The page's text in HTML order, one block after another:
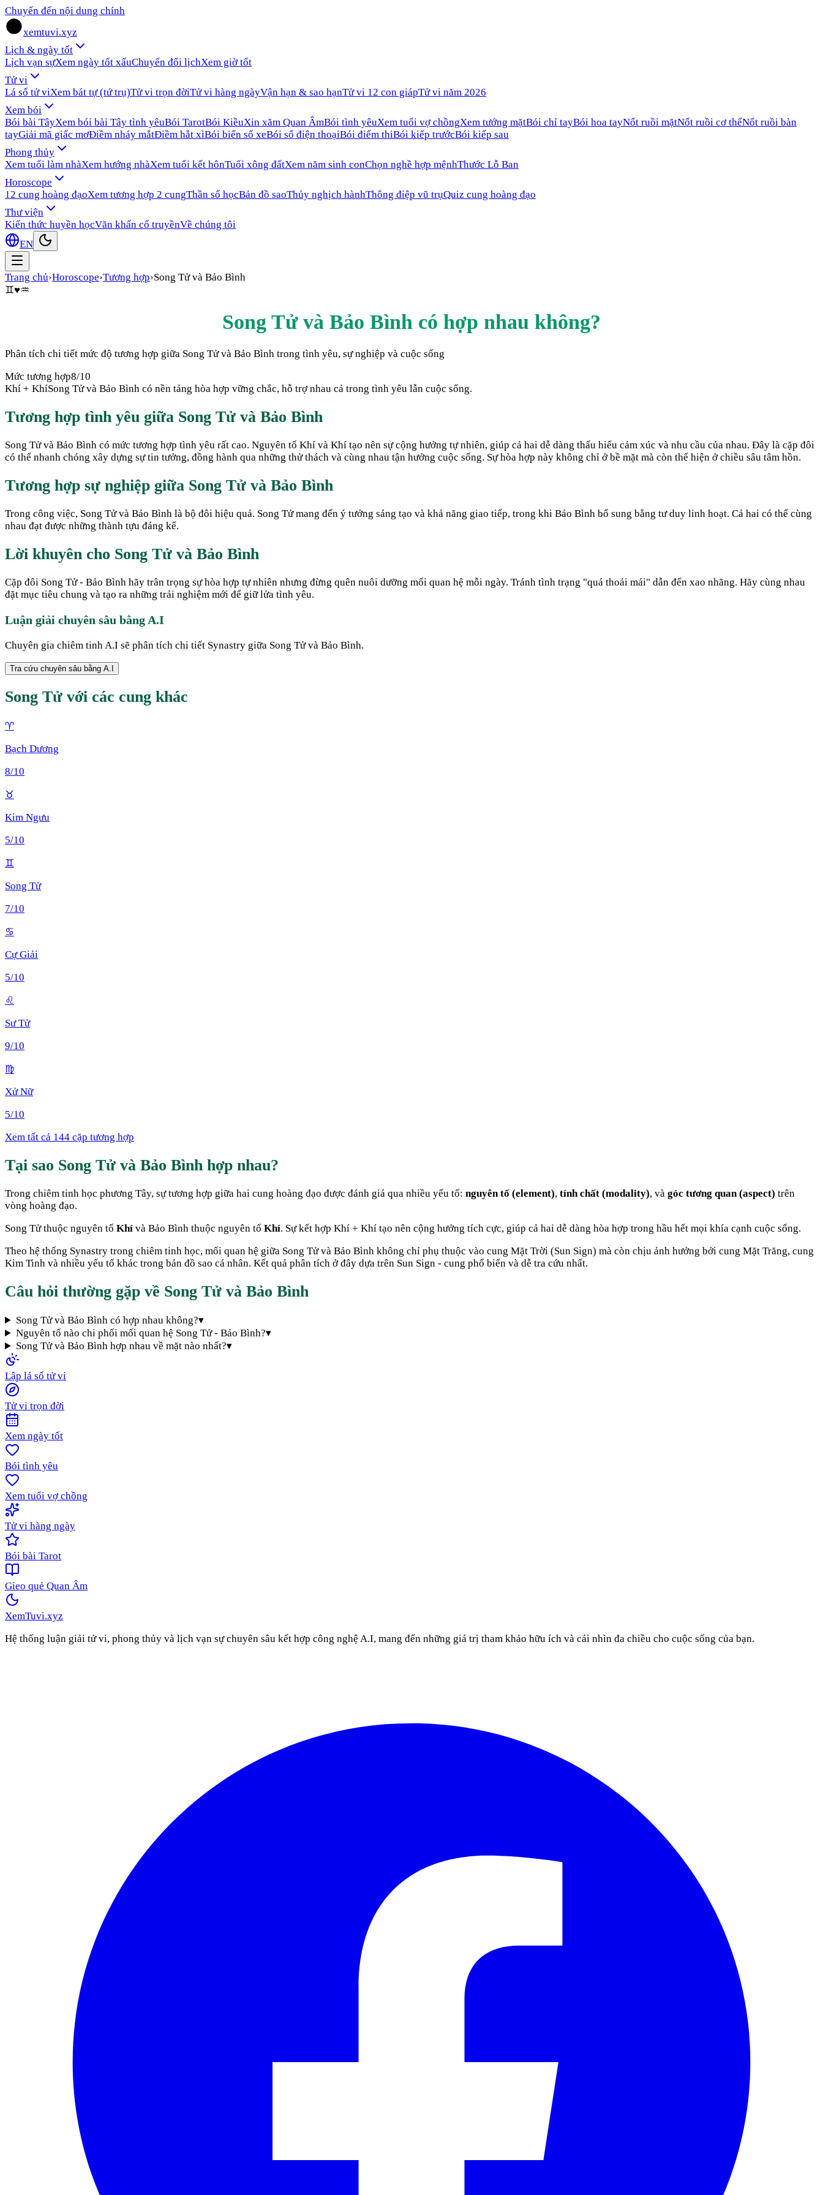
Chuyển đến nội dung chính
xemtuvi.xyz
Lịch & ngày tốt
Lịch vạn sựXem ngày tốt xấuChuyển đổi lịchXem giờ tốt
Tử vi
Lá số tử viXem bát tự (tứ trụ)Tử vi trọn đờiTử vi hàng ngàyVận hạn & sao hạnTử vi 12 con giápTử vi năm 2026
Xem bói
Bói bài TâyXem bói bài Tây tình yêuBói TarotBói KiềuXin xăm Quan ÂmBói tình yêuXem tuổi vợ chồngXem tướng mặtBói chỉ tayBói hoa tayNốt ruồi mặtNốt ruồi cơ thểNốt ruồi bàn
tayGiải mã giấc mơĐiềm nháy mắtĐiềm hắt xìBói biển số xeBói số điện thoạiBói điểm thiBói kiếp trướcBói kiếp sau
Phong thủy
Xem tuổi làm nhàXem hướng nhàXem tuổi kết hônTuổi xông đấtXem năm sinh conChọn nghề hợp mệnhThước Lỗ Ban
Horoscope
12 cung hoàng đạoXem tương hợp 2 cungThần số họcBản đồ saoThủy nghịch hànhThông điệp vũ trụQuiz cung hoàng đạo
Thư viện
Kiến thức huyền họcVăn khấn cổ truyềnVề chúng tôi
EN
Trang chủ›Horoscope›Tương hợp›Song Tửvà Bảo Bình
♊♥♒
Song Tửvà Bảo Bình có hợp nhau không?
Phân tích chi tiết mức độ tương hợp giữa Song Tửvà Bảo Bình trong tình yêu, sự nghiệp và cuộc sống
Mức tương hợp8/10
Khí + KhíSong Tử và Bảo Bình có nền tảng hòa hợp vững chắc, hỗ trợ nhau cả trong tình yêu lẫn cuộc sống.
Tương hợp tình yêu giữa Song Tử và Bảo Bình
Song Tử và Bảo Bình có mức tương hợp tình yêu rất cao. Nguyên tố Khí và Khí tạo nên sự cộng hưởng tự nhiên, giúp cả hai dễ dàng thấu hiểu cảm xúc và nhu cầu của nhau. Đây là cặp đôi
có thể nhanh chóng xây dựng sự tin tưởng, đồng hành qua những thử thách và cùng nhau tận hưởng cuộc sống. Sự hòa hợp này không chỉ ở bề mặt mà còn thể hiện ở chiều sâu tâm hồn.
Tương hợp sự nghiệp giữa Song Tử và Bảo Bình
Trong công việc, Song Tử và Bảo Bình là bộ đôi hiệu quả. Song Tử mang đến ý tưởng sáng tạo và khả năng giao tiếp, trong khi Bảo Bình bổ sung bằng tư duy linh hoạt. Cả hai có thể cùng
nhau đạt được những thành tựu đáng kể.
Lời khuyên cho Song Tử và Bảo Bình
Cặp đôi Song Tử - Bảo Bình hãy trân trọng sự hòa hợp tự nhiên nhưng đừng quên nuôi dưỡng mối quan hệ mỗi ngày. Tránh tình trạng "quá thoải mái" dẫn đến xao nhãng. Hãy cùng nhau
đặt mục tiêu chung và tạo ra những trải nghiệm mới để giữ lửa tình yêu.
Luận giải chuyên sâu bằng A.I
Chuyên gia chiêm tinh A.I sẽ phân tích chi tiết Synastry giữa Song Tửvà Bảo Bình.
Tra cứu chuyên sâu bằng A.I
Song Tử với các cung khác
♈
Bạch Dương
8/10
♉
Kim Ngưu
5/10
♊
Song Tử
7/10
♋
Cự Giải
5/10
♌
Sư Tử
9/10
♍
Xử Nữ
5/10
Xem tất cả 144 cặp tương hợp
Tại sao Song Tử và Bảo Bình hợp nhau?
Trong chiêm tinh học phương Tây, sự tương hợp giữa hai cung hoàng đạo được đánh giá qua nhiều yếu tố: nguyên tố (element), tính chất (modality), và góc tương quan (aspect) trên
vòng hoàng đạo.
Song Tửthuộc nguyên tố Khí và Bảo Bình thuộc nguyên tố Khí. Sự kết hợp Khí + Khí tạo nên cộng hưởng tích cực, giúp cả hai dễ dàng hòa hợp trong hầu hết mọi khía cạnh cuộc sống.
Theo hệ thống Synastry trong chiêm tinh học, mối quan hệ giữa Song Tửvà Bảo Bình không chỉ phụ thuộc vào cung Mặt Trời (Sun Sign) mà còn chịu ảnh hưởng bởi cung Mặt Trăng, cung
Kim Tinh và nhiều yếu tố khác trong bản đồ sao cá nhân. Kết quả phân tích ở đây dựa trên Sun Sign - cung phổ biến và dễ tra cứu nhất.
Câu hỏi thường gặp về Song Tử và Bảo Bình
Song Tử và Bảo Bình có hợp nhau không?▾
Nguyên tố nào chi phối mối quan hệ Song Tử - Bảo Bình?▾
Song Tử và Bảo Bình hợp nhau về mặt nào nhất?▾
Lập lá số tử vi
Tử vi trọn đời
Xem ngày tốt
Bói tình yêu
Xem tuổi vợ chồng
Tử vi hàng ngày
Bói bài Tarot
Gieo quẻ Quan Âm
XemTuvi.xyz
Hệ thống luận giải tử vi, phong thủy và lịch vạn sự chuyên sâu kết hợp công nghệ A.I, mang đến những giá trị tham khảo hữu ích và cái nhìn đa chiều cho cuộc sống của bạn.